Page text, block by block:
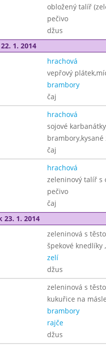
obložený talíř
pečivo
džus
1. 2014
hrachová
vepřový
brambory
čaj
hrachová
sojové karbanátky
brambory,kysané
čaj
hrachová
zeleninový talíř s
pečivo
čaj
23. 1. 2014
zeleninová s
špekové knedlíky
zelí
džus
zeleninová s
kukuřice na
brambory
rajče
džus